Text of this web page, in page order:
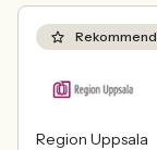
Region Uppsala